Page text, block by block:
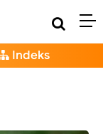
Indeks